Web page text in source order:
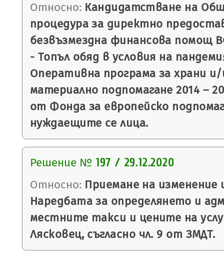
Относно: Кандидатстване на
процедура за директно
безвъзмездна финансова помощ
- Топъл обяд в условия на
Оперативна програма за храни
материално подпомагане 2014 –
от Фонда за европейско
нуждаещите се лица.
Решение № 197 / 29.12.2020
Относно: Приемане на изменение
Наредбата за определянето и
местните такси и цените на
Лясковец, съгласно чл. 9 от ЗМДТ.